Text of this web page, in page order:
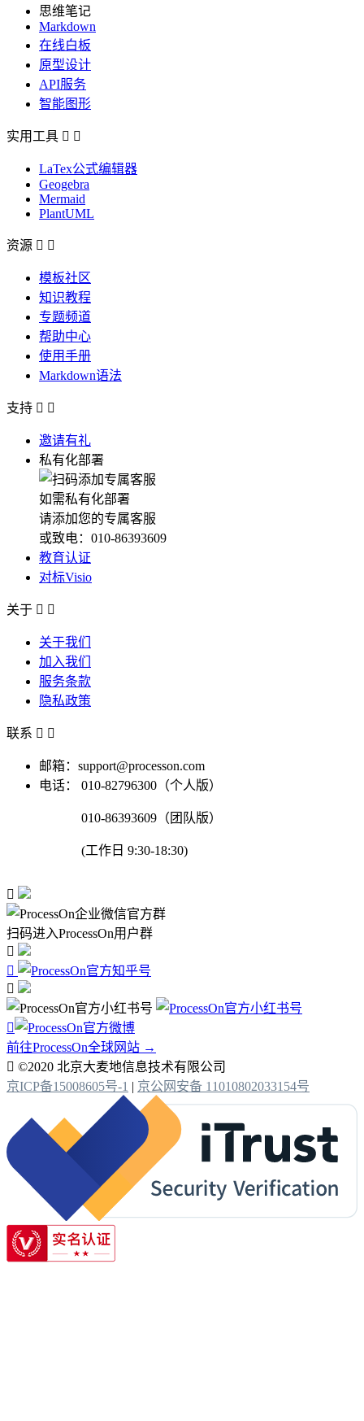
思维笔记
Markdown
在线白板
原型设计
API服务
智能图形
实用工具  
LaTex公式编辑器
Geogebra
Mermaid
PlantUML
资源  
模板社区
知识教程
专题频道
帮助中心
使用手册
Markdown语法
支持  
邀请有礼
私有化部署
如需私有化部署
请添加您的专属客服
或致电：010-86393609
教育认证
对标Visio
关于  
关于我们
加入我们
服务条款
隐私政策
联系  
邮箱：support@processon.com
电话：
010-82796300（个人版）
010-86393609（团队版）
(工作日 9:30-18:30)

扫码进入ProcessOn用户群




前往ProcessOn全球网站 →
 ©2020 北京大麦地信息技术有限公司
京ICP备15008605号-1 | 京公网安备 11010802033154号